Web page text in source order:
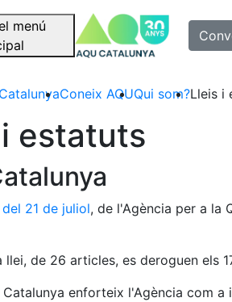
selected
Coneix AQUQui som?Lleis i
estatuts
21 de juliol, de l'Agència per a la
llei, de 26 articles, es deroguen els
Catalunya enforteix l'Agència com